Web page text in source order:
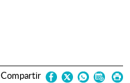
Compartir